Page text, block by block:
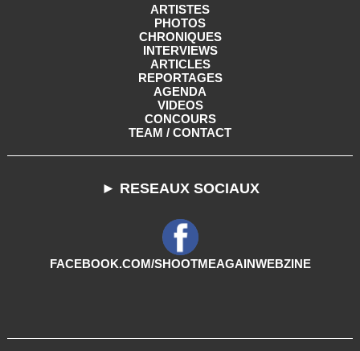
ARTISTES
PHOTOS
CHRONIQUES
INTERVIEWS
ARTICLES
REPORTAGES
AGENDA
VIDEOS
CONCOURS
TEAM / CONTACT
► RESEAUX SOCIAUX
FACEBOOK.COM/SHOOTMEAGAINWEBZINE